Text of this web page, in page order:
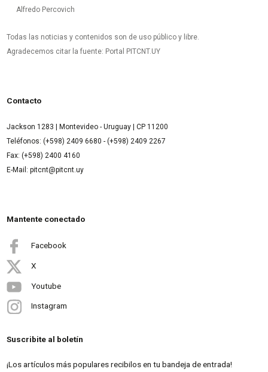
Alfredo Percovich
Todas las noticias y contenidos son de uso público y libre.
Agradecemos citar la fuente: Portal PITCNT.UY
Contacto
Jackson 1283 | Montevideo - Uruguay | CP 11200
Teléfonos: (+598) 2409 6680 - (+598) 2409 2267
Fax: (+598) 2400 4160
E-Mail: pitcnt@pitcnt.uy
Mantente conectado
Facebook
X
Youtube
Instagram
Suscribite al boletín
¡Los artículos más populares recibilos en tu bandeja de entrada!